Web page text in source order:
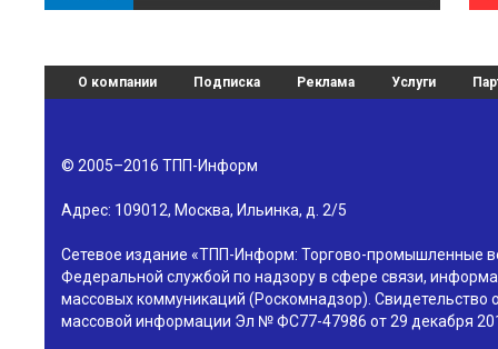
О компании Подписка Реклама Услуги
© 2005–2016 ТПП-Информ
Адрес: 109012, Москва, Ильинка, д. 2/5
Сетевое издание «ТПП-Информ: Торгово-промышленные
Федеральной службой по надзору в сфере связи,
массовых коммуникаций (Роскомнадзор). Свидетельство
массовой информации Эл № ФС77-47986 от 29 декабря